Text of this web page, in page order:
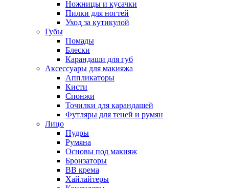
Ножницы и кусачки
Пилки для ногтей
Уход за кутикулой
Губы
Помады
Блески
Карандаши для губ
Аксессуары для макияжа
Аппликаторы
Кисти
Спонжи
Точилки для карандашей
Футляры для теней и румян
Лицо
Пудры
Румяна
Основы под макияж
Бронзаторы
BB крема
Хайлайтеры